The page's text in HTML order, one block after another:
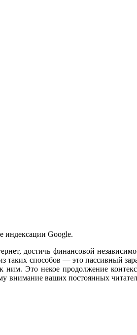
индексации Google.
достичь финансовой
таких способов — это пассивный
Это некое продолжение
внимание ваших постоянных